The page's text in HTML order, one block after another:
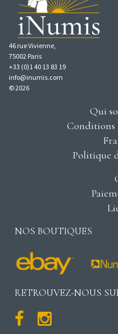
46 rue Vivienne,
75002 Paris
+33 (0)1 40 13 83 19
info@inumis.com
© 2026
Qui
Conditions
Politique
NOS BOUTIQUES
RETROUVEZ-NOUS